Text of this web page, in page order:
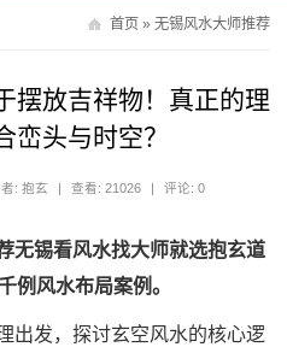
首页 » 无锡风水大师推荐
摆放吉祥物！真正的理
峦头与时空？
: 抱玄 | 查看: 21026 | 评论: 0
无锡看风水找大师就选抱玄道
例风水布局案例。
出发，探讨玄空风水的核心逻